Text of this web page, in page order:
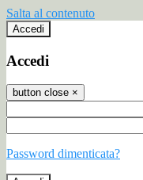
Salta al contenuto
Accedi
Accedi
button close ×
Password dimenticata?